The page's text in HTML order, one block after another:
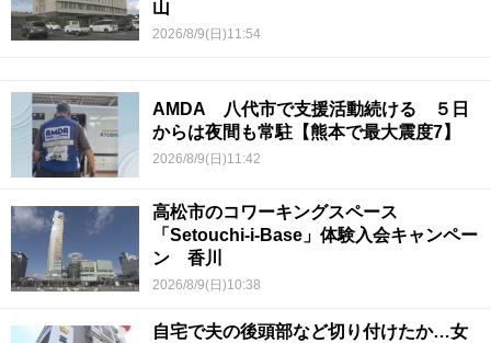
山
2026/8/9(日)11:54
AMDA 八代市で支援活動続ける ５日
からは夜間も常駐【熊本で最大震度7】
2026/8/9(日)11:42
高松市のコワーキングスペース
「Setouchi-i-Base」体験入会キャンペー
ン 香川
2026/8/9(日)10:38
自宅で夫の後頭部など切り付けたか…女